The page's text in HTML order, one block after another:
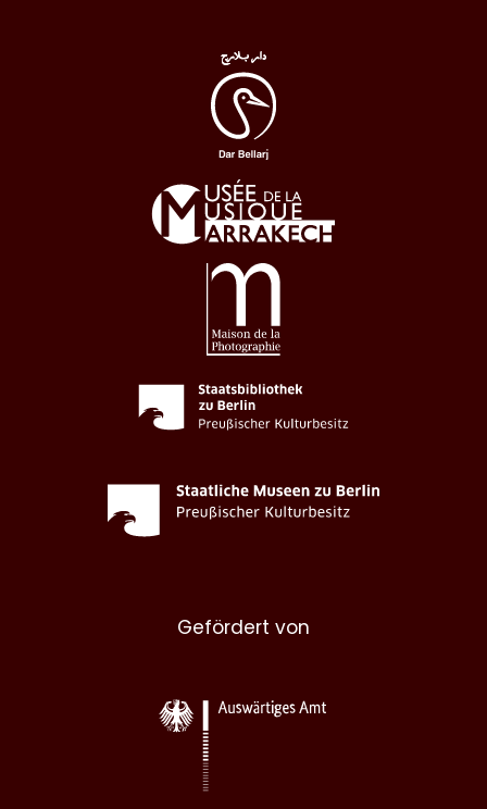
Gefördert von